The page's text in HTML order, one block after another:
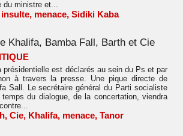
du ministre et...
insulte, menace, Sidiki Kaba
Khalifa, Bamba Fall, Barth et Cie
présidentielle est déclarés au sein du Ps et par
à travers la presse. Une pique directe de
Sall. Le secrétaire général du Parti socialiste
temps du dialogue, de la concertation, viendra
, Cie, Khalifa, menace, Tanor